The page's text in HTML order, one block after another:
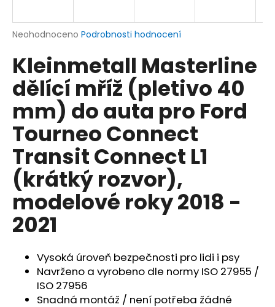
Průměrné
produktu
je
0,0
z
5
hvězdiček.
Neohodnoceno Podrobnosti hodnocení
Kleinmetall Masterline
dělící mříž (pletivo 40
mm) do auta pro Ford
Tourneo Connect
Transit Connect L1
(krátký rozvor),
modelové roky 2018 -
2021
Vysoká úroveň bezpečnosti pro lidi i psy
Navrženo a vyrobeno dle normy ISO 27955 /
ISO 27956
Snadná montáž / není potřeba žádné
j
t
?
HLEDAT
D
o
p
o